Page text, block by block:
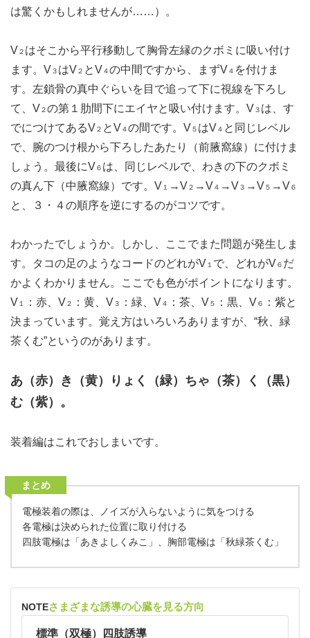
は驚くかもしれませんが……）。
V２ はそこから平行移動して胸骨左縁のクボミに吸い付け
ます。V３ はV２ とV４の中間ですから、まずV４ を付けま
す。左鎖骨の真中ぐらいを目で追って下に視線を下ろし
て、V２の第１肋間下にエイヤと吸い付けます。V３ は、す
でにつけてあるV２ とV４の間です。V５ はV４ と同じレベル
で、腕のつけ根から下ろしたあたり（前腋窩線）に付けま
しょう。最後にV６ は、同じレベルで、わきの下のクボミ
の真ん下（中腋窩線）です。V１ →V２ →V４ →V３ →V５ →V６
と、３・４の順序を逆にするのがコツです。
わかったでしょうか。しかし、ここでまた問題が発生しま
す。タコの足のようなコードのどれがV１ で、どれがV６ だ
かよくわかりません。ここでも色がポイントになります。
V１ ：赤、V２ ：黄、V３ ：緑、V４ ：茶、V５ ：黒、V６
：紫と
決まっています。覚え方はいろいろありますが、“秋、緑
茶くむ”というのがあります。
あ（赤）き（黄）りょく（緑）ちゃ（茶）く（黒）
む（紫）。
装着編はこれでおしまいです。
まとめ
電極装着の際は、ノイズが入らないように気をつける
各電極は決められた位置に取り付ける
四肢電極は「あきよしくみこ」、胸部電極は「秋緑茶くむ」
NOTEさまざまな誘導の心臓を見る方向
標準（双極）四肢誘導